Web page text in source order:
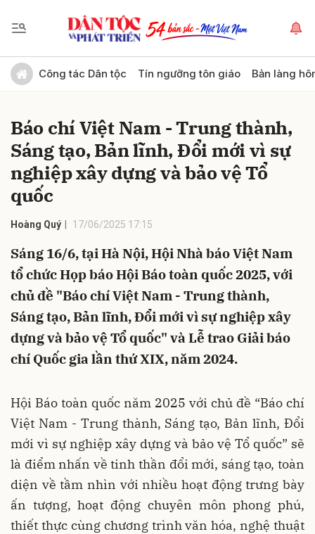
Công tác Dân tộc Tín ngưỡng tôn giáo Bản làng
Báo chí Việt Nam - Trung thành,
Sáng tạo, Bản lĩnh, Đổi mới vì sự
nghiệp xây dựng và bảo vệ Tổ
quốc
Hoàng Quý 17/06/2025 17:15
Sáng 16/6, tại Hà Nội, Hội Nhà báo Việt Nam
tổ chức Họp báo Hội Báo toàn quốc 2025, với
chủ đề "Báo chí Việt Nam - Trung thành,
Sáng tạo, Bản lĩnh, Đổi mới vì sự nghiệp xây
dựng và bảo vệ Tổ quốc" và Lễ trao Giải báo
chí Quốc gia lần thứ XIX, năm 2024.
Hội Báo toàn quốc năm 2025 với chủ đề “Báo chí
Việt Nam - Trung thành, Sáng tạo, Bản lĩnh, Đổi
mới vì sự nghiệp xây dựng và bảo vệ Tổ quốc” sẽ
là điểm nhấn về tinh thần đổi mới, sáng tạo, toàn
diện về tầm nhìn với nhiều hoạt động trưng bày
ấn tượng, hoạt động chuyên môn phong phú,
thiết thực cùng chương trình văn hóa, nghệ thuật
Gửi bình luận